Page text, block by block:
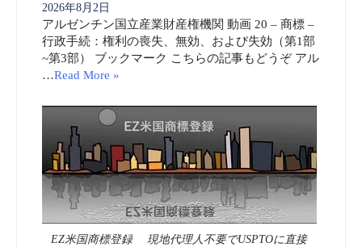
2026年8月2日
アルゼンチン国立産業財産権機関 動画 20 – 商標 –
行政手続：権利の喪失、無効、および失効（第1部
~第3部） ブックマーク こちらの記事もどうぞ アル
…Read More »
EZ米国商標登録 現地代理人不要でUSPTOに直接